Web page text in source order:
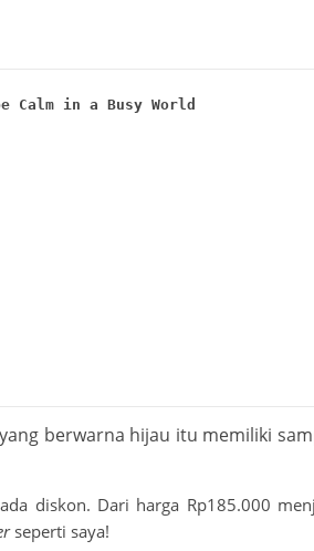
Calm in a Busy World
berwarna hijau itu memiliki
diskon. Dari harga Rp185.000
seperti saya!